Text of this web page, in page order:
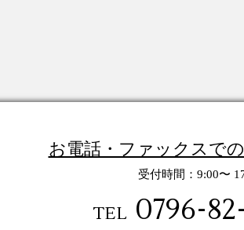
お電話・ファックスで
受付時間：9:00〜
TEL 0796-